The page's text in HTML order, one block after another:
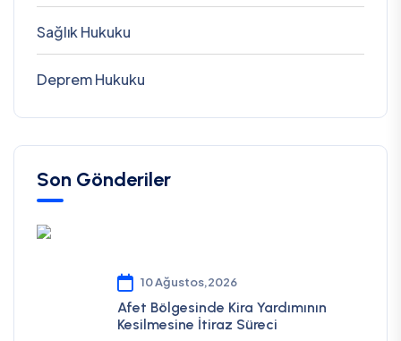
Sağlık Hukuku
Deprem Hukuku
Son Gönderiler
10 Ağustos,2026
Afet Bölgesinde Kira Yardımının
Kesilmesine İtiraz Süreci